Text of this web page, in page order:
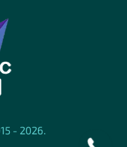
- 2026.